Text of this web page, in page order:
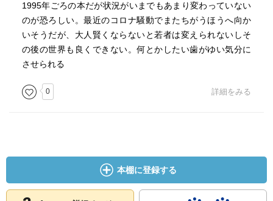
1995年ごろの本だが状況がいまでもあまり変わっていない
のが恐ろしい。最近のコロナ騒動でまたちがうほうへ向か
いそうだが、大人賢くならないと若者は変えられないしそ
の後の世界も良くできない。何とかしたい歯がゆい気分に
させられる
0 詳細をみる
本棚に登録する